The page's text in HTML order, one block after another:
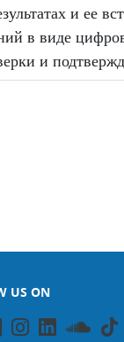
и ее
в виде
и
US ON